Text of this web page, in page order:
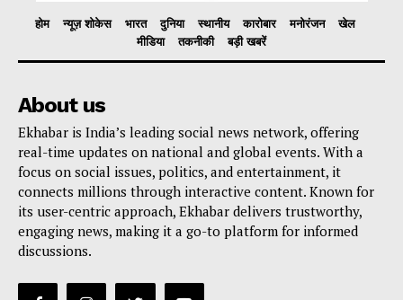
होम न्यूज़ शोकेस भारत दुनिया स्थानीय कारोबार मनोरंजन
खेल
मीडिया
तकनीकी बड़ी खबरें
About us
Ekhabar is India’s leading social news network, offering
real-time updates on national and global events. With a
focus on social issues, politics, and entertainment, it
connects millions through interactive content. Known for
its user-centric approach, Ekhabar delivers trustworthy,
engaging news, making it a go-to platform for informed
discussions.